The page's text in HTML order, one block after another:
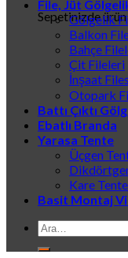
Sepetinizde
File, Jüt
Gölgelik
Balkon
Bahçe
Çit Fileleri
İnşaat
Otopark
Battı Çıktı
Ebatlı Branda
Yarasa Tente
Üçgen
Kare Tente
Basit Montaj
Ara: